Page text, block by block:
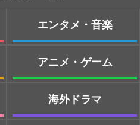
エンタメ・音楽
アニメ・ゲーム
海外ドラマ